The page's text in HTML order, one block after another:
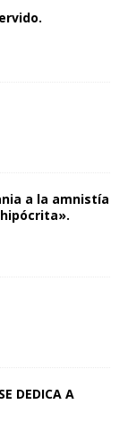
a la amnistía
DEDICA A